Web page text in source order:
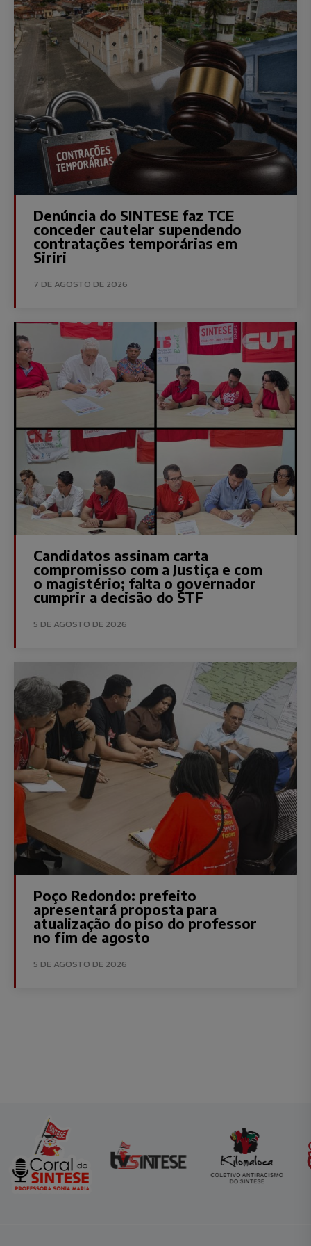
Denúncia do SINTESE faz TCE
conceder cautelar supendendo
contratações temporárias em
Siriri
7 DE AGOSTO DE 2026
Candidatos assinam carta
compromisso com a Justiça e com
o magistério; falta o governador
cumprir a decisão do STF
5 DE AGOSTO DE 2026
Poço Redondo: prefeito
apresentará proposta para
atualização do piso do professor
no fim de agosto
5 DE AGOSTO DE 2026